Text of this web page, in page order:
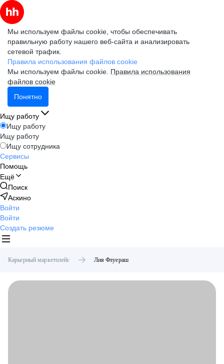
Мы используем файлы cookie, чтобы обеспечивать
правильную работу нашего веб-сайта и анализировать
сетевой трафик.
Правила использования файлов cookie
Мы используем файлы cookie. Правила использования
файлов cookie
Понятно
Ищу работу
Ищу работу
Ищу работу
Ищу сотрудника
Сервисы
Помощь
Ещё
Поиск
Аскино
Войти
Войти
Создать резюме
Карьерный маркетплейс Лия Флуераш